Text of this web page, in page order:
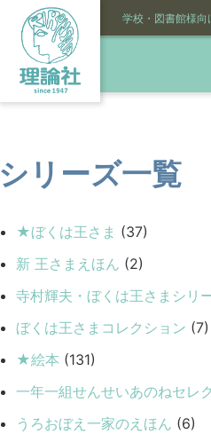
学校・図書館様向
シリーズ一覧
★ぼくは王さま (37)
新 王さまえほん (2)
寺村輝夫・ぼくは王さまシリ
ぼくは王さまコレクション (7)
★絵本 (131)
一年一組せんせいあのねセレ
うろおぼえ一家のえほん (6)